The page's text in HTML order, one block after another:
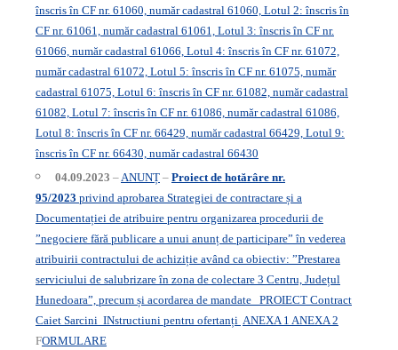
înscris în CF nr. 61060, număr cadastral 61060, Lotul 2: înscris în
CF nr. 61061, număr cadastral 61061, Lotul 3: înscris în CF nr.
61066, număr cadastral 61066, Lotul 4: înscris în CF nr. 61072,
număr cadastral 61072, Lotul 5: înscris în CF nr. 61075, număr
cadastral 61075, Lotul 6: înscris în CF nr. 61082, număr cadastral
61082, Lotul 7: înscris în CF nr. 61086, număr cadastral 61086,
Lotul 8: înscris în CF nr. 66429, număr cadastral 66429, Lotul 9:
înscris în CF nr. 66430, număr cadastral 66430
04.09.2023 –ANUNȚ – Proiect de hotărâre nr.
95/2023 privind aprobarea Strategiei de contractare și a
Documentației de atribuire pentru organizarea procedurii de
”negociere fără publicare a unui anunț de participare” în vederea
atribuirii contractului de achiziție având ca obiectiv: ”Prestarea
serviciului de salubrizare în zona de colectare 3 Centru, Județul
Hunedoara”, precum și acordarea de mandate PROIECT Contract
Caiet Sarcini INstructiuni pentru ofertanți ANEXA 1 ANEXA 2
FORMULARE